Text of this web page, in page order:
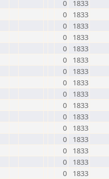
0
1833
0
1833
0
1833
0
1833
0
1833
0
1833
0
1833
0
1833
0
1833
0
1833
0
1833
0
1833
0
1833
0
1833
0
1833
0
1833